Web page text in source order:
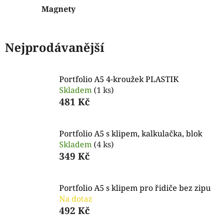
Magnety
Nejprodávanější
Portfolio A5 4-kroužek PLASTIK
Skladem (1 ks)
481 Kč
Portfolio A5 s klipem, kalkulačka, blok
Skladem (4 ks)
349 Kč
Portfolio A5 s klipem pro řidiče bez zipu
Na dotaz
492 Kč